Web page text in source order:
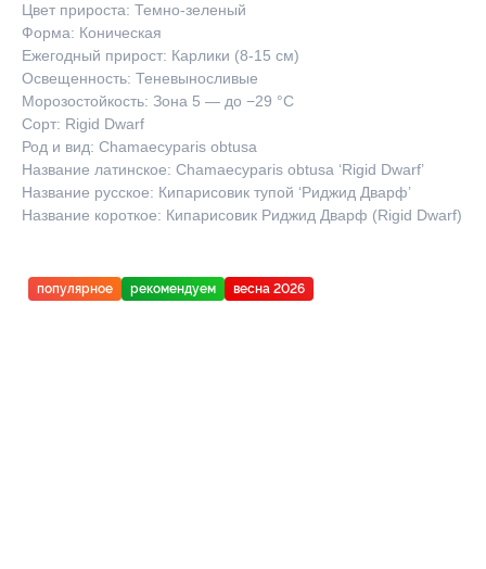
Цвет прироста: Темно-зеленый
Форма: Коническая
Ежегодный прирост: Карлики (8-15 см)
Освещенность: Теневыносливые
Морозостойкость: Зона 5 — до −29 °C
Сорт: Rigid Dwarf
Род и вид: Chamaecyparis obtusa
Название латинское: Chamaecyparis obtusa ‘Rigid Dwarf’
Название русское: Кипарисовик тупой ‘Риджид Дварф’
Название короткое: Кипарисовик Риджид Дварф (Rigid Dwarf)
популярное рекомендуем весна 2026